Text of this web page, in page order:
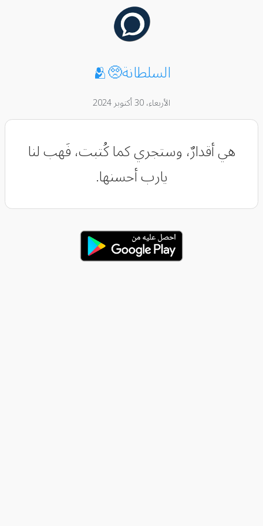
السلطانة🥺🫂
الأربعاء، 30 أكتوبر 2024
هي أقدارٌ، وستجري كما كُتبت، فَهب لنا
يارب أحسنها.